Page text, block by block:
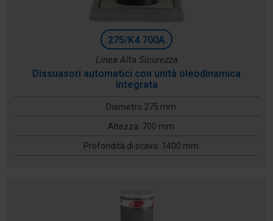
275/K4 700A
Linea Alta Sicurezza
Dissuasori automatici con unità oleodinamica
integrata
Diametro 275 mm
Altezza: 700 mm
Profondità di scavo: 1400 mm